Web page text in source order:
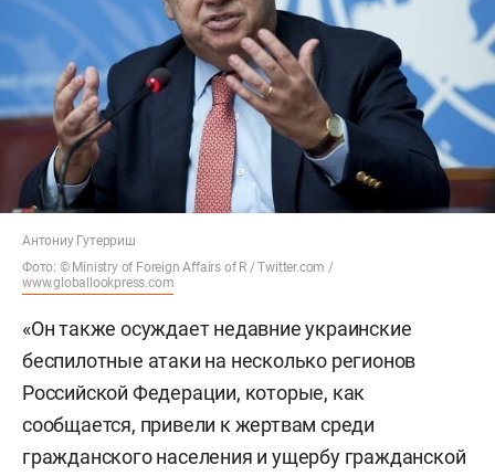
Антониу Гутерриш
Фото: © Ministry of Foreign Affairs of R / Twitter.com /
www.globallookpress.com
«Он также осуждает недавние украинские
беспилотные атаки на несколько регионов
Российской Федерации, которые, как
сообщается, привели к жертвам среди
гражданского населения и ущербу гражданской